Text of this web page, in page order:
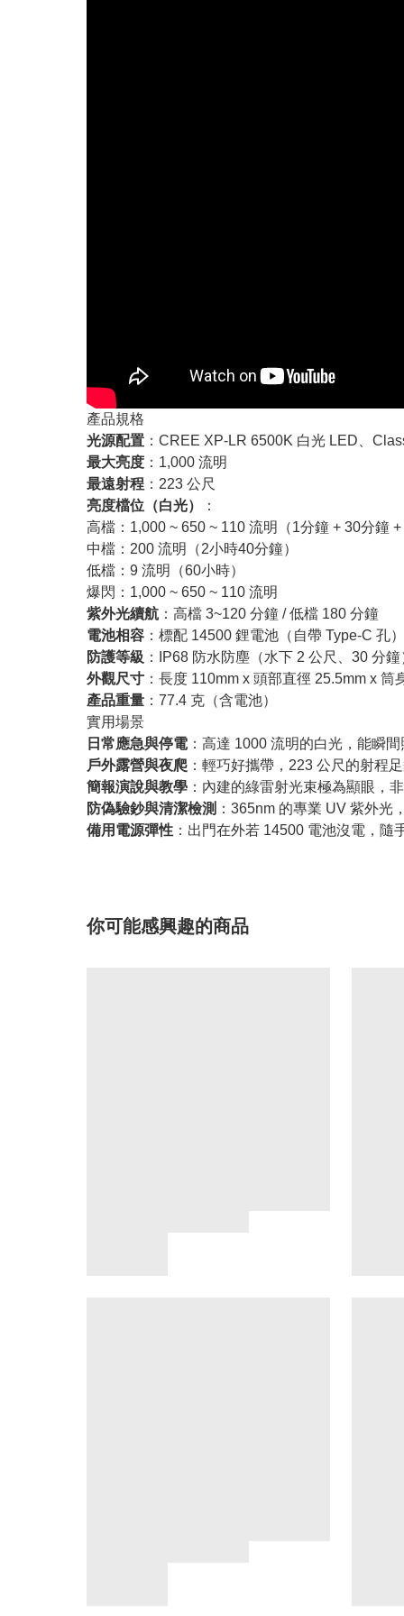
產品規格
光源配置 ：CREE XP-LR 6500K 白光 LED、
最大亮度 ：1,000 流明
最遠射程 ：223 公尺
亮度檔位（白光）
：
高檔：1,000 ~ 650 ~ 110 流明（1分鐘 + 30分鐘
中檔：200 流明（2小時40分鐘）
低檔：9 流明（60小時）
爆閃：1,000 ~ 650 ~ 110 流明
紫外光續航 ：高檔 3~120 分鐘 / 低檔 180 分鐘
電池相容 ：標配 14500 鋰電池（自帶 Type-C 孔
防護等級 ：IP68 防水防塵（水下 2 公尺、30 分
外觀尺寸 ：長度 110mm x 頭部直徑 25.5mm x 筒
產品重量 ：77.4 克（含電池）
實用場景
日常應急與停電：高達 1000 流明的白光，能瞬
戶外露營與夜爬 ：輕巧好攜帶，223 公尺的射程
簡報演說與教學 ：內建的綠雷射光束極為顯眼，
防偽驗鈔與清潔檢測 ：365nm 的專業 UV 紫外
備用電源彈性 ：出門在外若 14500 電池沒電，
你可能感興趣的商品